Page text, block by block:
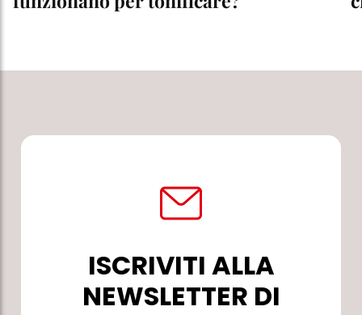
ISCRIVITI ALLA
NEWSLETTER DI